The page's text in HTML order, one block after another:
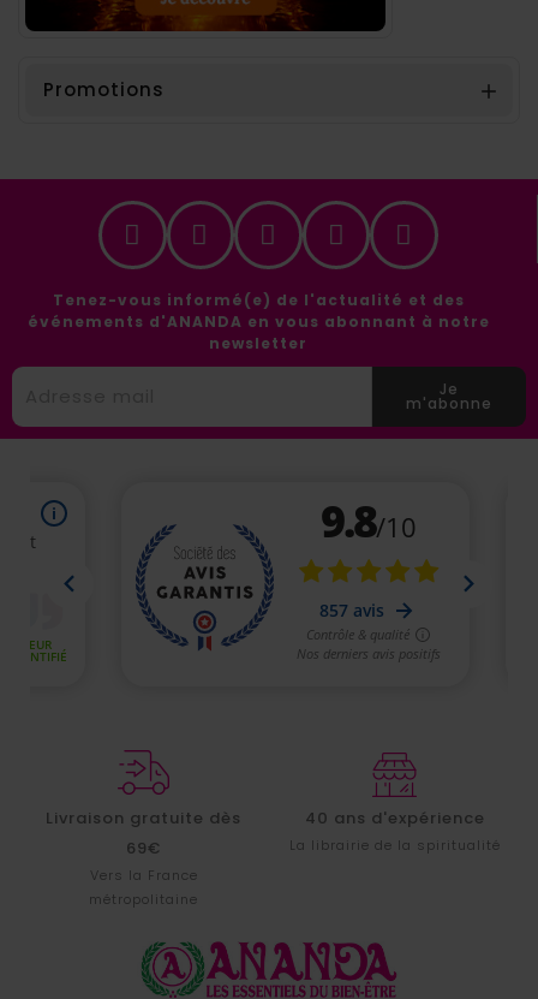
Promotions 
Tenez-vous informé(e) de l'actualité et des
événements d'ANANDA en vous abonnant à notre
newsletter
Je
m'abonne
Livraison gratuite dès
69€
Vers la France
métropolitaine
40 ans d'expérience
La librairie de la spiritualité